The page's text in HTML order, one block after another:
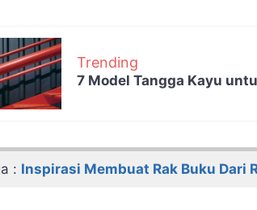
Trending
7 Model Tangga Kayu
: Inspirasi Membuat Rak Buku Dari